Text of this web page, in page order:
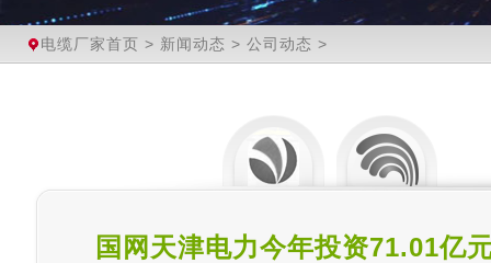
电缆厂家首页 > 新闻动态 > 公司动态 >
国网天津电力今年投资71.01亿